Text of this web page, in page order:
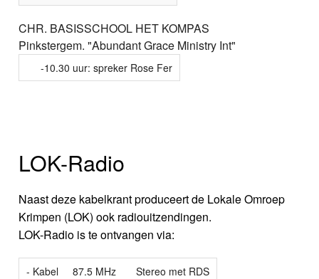
CHR. BASISSCHOOL HET KOMPAS
Pinkstergem. "Abundant Grace Ministry Int"
-10.30 uur: spreker Rose Fer
LOK-Radio
Naast deze kabelkrant produceert de Lokale Omroep
Krimpen (LOK) ook radiouitzendingen.
LOK-Radio is te ontvangen via:
- Kabel 87.5 MHz
Stereo met RDS